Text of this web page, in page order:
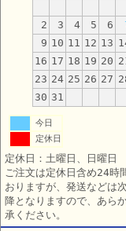
2
3 4 5 6
9 10 11 12 13
16 17 18 19 20
23 24 25 26 27
30 31
今日
定休日
定休日：土曜日、日曜日
ご注文は定休日含め24時
おりますが、発送などは
降となりますので、あら
承ください。